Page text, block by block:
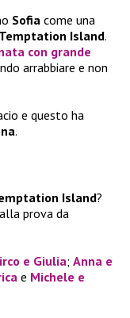
Sofia come una
Temptation Island.
con grande
arrabbiare e non
e questo ha
.
Island?
prova da
e Giulia; Anna e
e Michele e